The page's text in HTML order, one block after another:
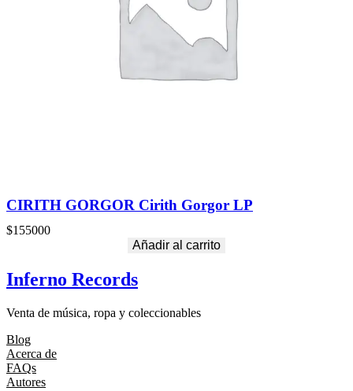
CIRITH GORGOR Cirith Gorgor LP
$155000
Añadir al carrito
Inferno Records
Venta de música, ropa y coleccionables
Blog
Acerca de
FAQs
Autores